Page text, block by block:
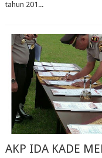
tahun 201...
AKP IDA KADE